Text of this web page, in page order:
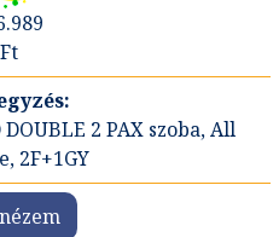
Ft
2 PAX szoba, All
2F+1GY